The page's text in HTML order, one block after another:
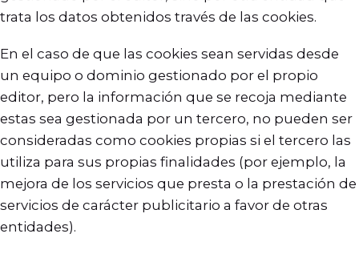
trata los datos obtenidos través de las cookies.
En el caso de que las cookies sean servidas desde
un equipo o dominio gestionado por el propio
editor, pero la información que se recoja mediante
estas sea gestionada por un tercero, no pueden ser
consideradas como cookies propias si el tercero las
utiliza para sus propias finalidades (por ejemplo, la
mejora de los servicios que presta o la prestación de
servicios de carácter publicitario a favor de otras
entidades).